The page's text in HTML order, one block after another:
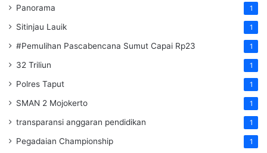
Panorama 1
Sitinjau Lauik 1
#Pemulihan Pascabencana Sumut Capai Rp23 1
32 Triliun 1
Polres Taput 1
SMAN 2 Mojokerto 1
transparansi anggaran pendidikan 1
Pegadaian Championship 1